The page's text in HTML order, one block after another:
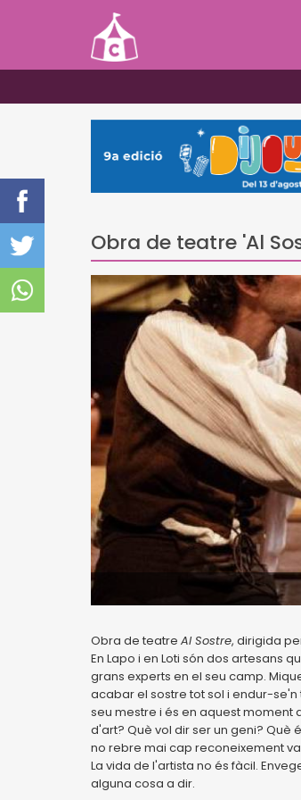
Obra de teatre 'Al
Obra de teatre Al Sostre, dirigida
En Lapo i en Loti són dos artesans
grans experts en el seu camp.
acabar el sostre tot sol i endur-se'n
seu mestre i és en aquest moment
d'art? Què vol dir ser un geni?
no rebre mai cap reconeixement
La vida de l'artista no és fàcil.
alguna cosa a dir.